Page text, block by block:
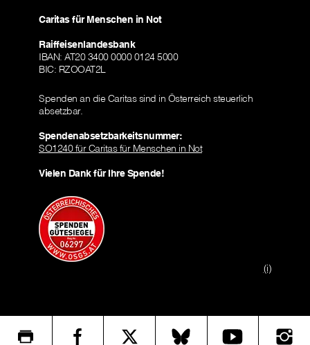
Caritas für Menschen in Not
Raiffeisenlandesbank
IBAN: AT20 3400 0000 0124 5000
BIC: RZOOAT2L
Spenden an die Caritas sind in Österreich steuerlich
absetzbar.
Spendenabsetzbarkeitsnummer:
SO1240 für Caritas für Menschen in Not
Vielen Dank für Ihre Spende!
(i)